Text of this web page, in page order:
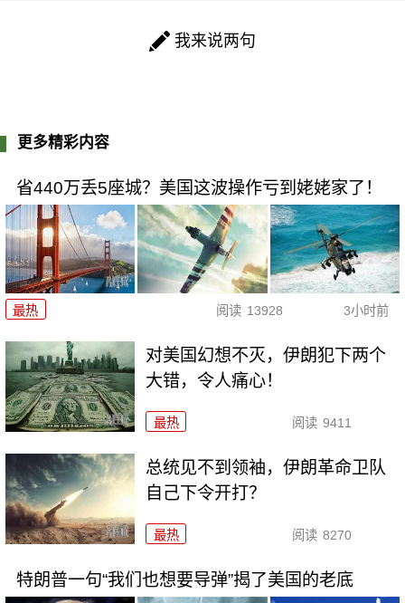
我来说两句
更多精彩内容
省440万丢5座城？美国这波操作亏到姥姥家了！
最热 阅读 13928 3小时前
对美国幻想不灭，伊朗犯下两个
大错，令人痛心！
最热 阅读 9411
总统见不到领袖，伊朗革命卫队
自己下令开打？
最热 阅读 8270
特朗普一句“我们也想要导弹”揭了美国的老底